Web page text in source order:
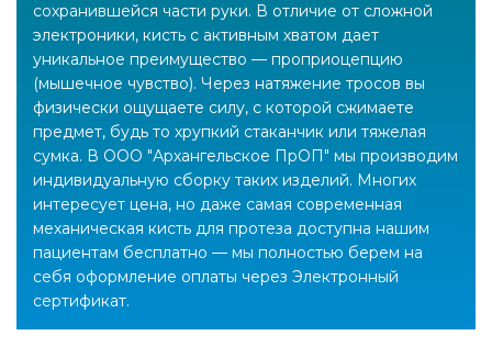
сохранившейся части руки. В отличие от сложной
электроники, кисть с активным хватом дает
уникальное преимущество — проприоцепцию
(мышечное чувство). Через натяжение тросов вы
физически ощущаете силу, с которой сжимаете
предмет, будь то хрупкий стаканчик или тяжелая
сумка. В ООО "Архангельское ПрОП" мы производим
индивидуальную сборку таких изделий. Многих
интересует цена, но даже самая современная
механическая кисть для протеза доступна нашим
пациентам бесплатно — мы полностью берем на
себя оформление оплаты через Электронный
сертификат.